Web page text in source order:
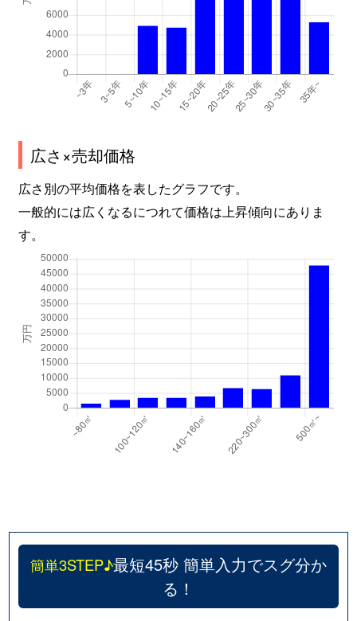
広さ×売却価格
広さ別の平均価格を表したグラフです。
一般的には広くなるにつれて価格は上昇傾向にありま
す。
簡単3STEP♪最短45秒 簡単入力でスグ分か
る！